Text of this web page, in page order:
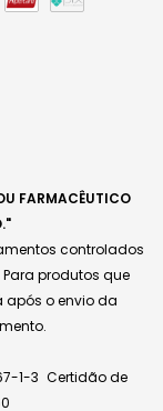
FARMACÊUTICO
controlados
produtos que
após o envio da
1-3 Certidão de